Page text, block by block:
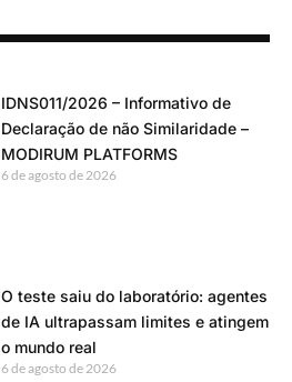
IDNS011/2026 – Informativo de
Declaração de não Similaridade –
MODIRUM PLATFORMS
6 de agosto de 2026
O teste saiu do laboratório: agentes
de IA ultrapassam limites e atingem
o mundo real
6 de agosto de 2026